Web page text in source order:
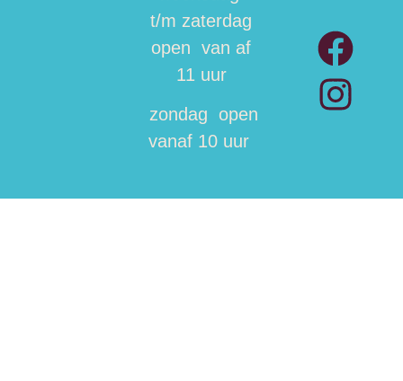
t/m zaterdag
open van af
11 uur
zondag open
vanaf 10 uur